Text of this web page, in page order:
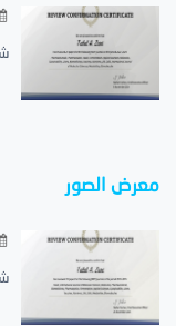
معرض الصور